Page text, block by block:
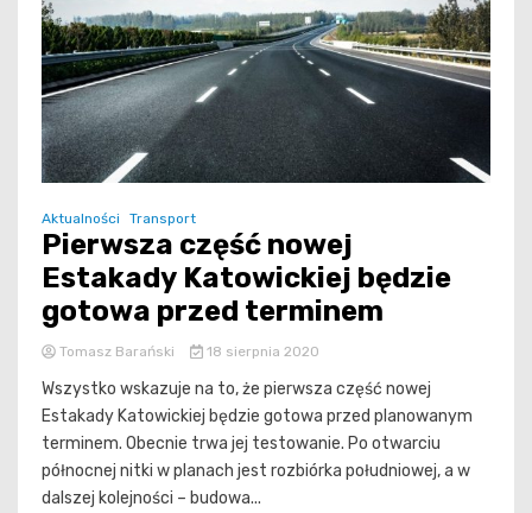
Aktualności Transport
Pierwsza część nowej
Estakady Katowickiej będzie
gotowa przed terminem
Tomasz Barański 18 sierpnia 2020
Wszystko wskazuje na to, że pierwsza część nowej
Estakady Katowickiej będzie gotowa przed planowanym
terminem. Obecnie trwa jej testowanie. Po otwarciu
północnej nitki w planach jest rozbiórka południowej, a w
dalszej kolejności – budowa...